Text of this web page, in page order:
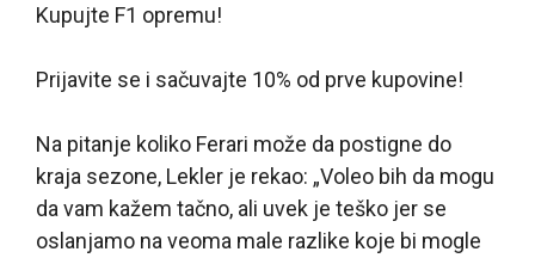
Kupujte F1 opremu!
Prijavite se i sačuvajte 10% od prve kupovine!
Na pitanje koliko Ferari može da postigne do
kraja sezone, Lekler je rekao: „Voleo bih da mogu
da vam kažem tačno, ali uvek je teško jer se
oslanjamo na veoma male razlike koje bi mogle